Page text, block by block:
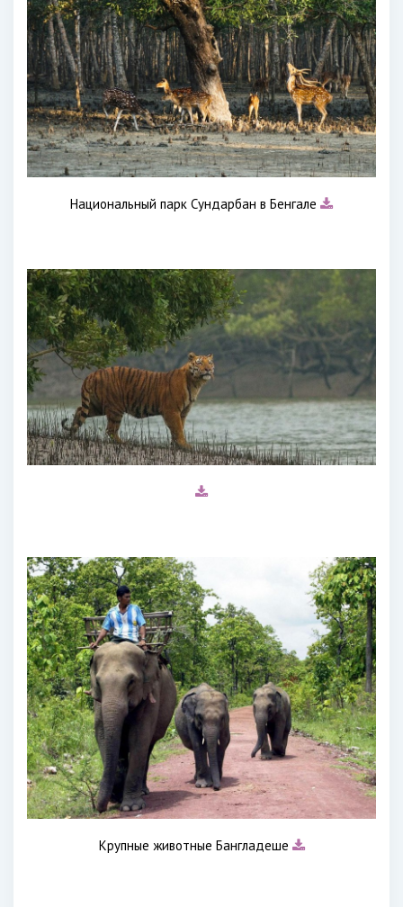
Национальный парк Сундарбан в Бенгале
Крупные животные Бангладеше